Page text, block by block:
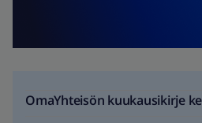
OmaYhteisön kuukausikirje